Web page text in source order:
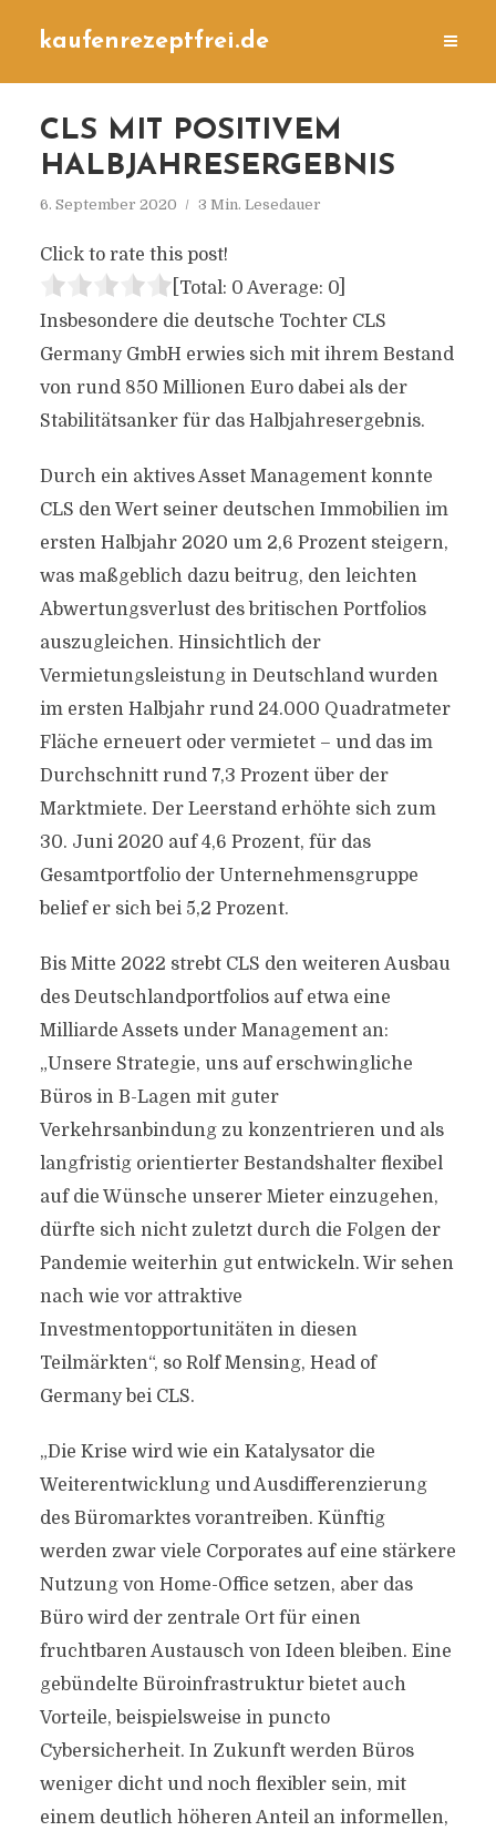
kaufenrezeptfrei.de
CLS MIT POSITIVEM
HALBJAHRESERGEBNIS
6. September 2020 3 Min. Lesedauer
Click to rate this post!
[Total: 0 Average: 0]
Insbesondere die deutsche Tochter CLS
Germany GmbH erwies sich mit ihrem Bestand
von rund 850 Millionen Euro dabei als der
Stabilitätsanker für das Halbjahresergebnis.
Durch ein aktives Asset Management konnte
CLS den Wert seiner deutschen Immobilien im
ersten Halbjahr 2020 um 2,6 Prozent steigern,
was maßgeblich dazu beitrug, den leichten
Abwertungsverlust des britischen Portfolios
auszugleichen. Hinsichtlich der
Vermietungsleistung in Deutschland wurden
im ersten Halbjahr rund 24.000 Quadratmeter
Fläche erneuert oder vermietet – und das im
Durchschnitt rund 7,3 Prozent über der
Marktmiete. Der Leerstand erhöhte sich zum
30. Juni 2020 auf 4,6 Prozent, für das
Gesamtportfolio der Unternehmensgruppe
belief er sich bei 5,2 Prozent.
Bis Mitte 2022 strebt CLS den weiteren Ausbau
des Deutschlandportfolios auf etwa eine
Milliarde Assets under Management an:
„Unsere Strategie, uns auf erschwingliche
Büros in B-Lagen mit guter
Verkehrsanbindung zu konzentrieren und als
langfristig orientierter Bestandshalter flexibel
auf die Wünsche unserer Mieter einzugehen,
dürfte sich nicht zuletzt durch die Folgen der
Pandemie weiterhin gut entwickeln. Wir sehen
nach wie vor attraktive
Investmentopportunitäten in diesen
Teilmärkten“, so Rolf Mensing, Head of
Germany bei CLS.
„Die Krise wird wie ein Katalysator die
Weiterentwicklung und Ausdifferenzierung
des Büromarktes vorantreiben. Künftig
werden zwar viele Corporates auf eine stärkere
Nutzung von Home-Office setzen, aber das
Büro wird der zentrale Ort für einen
fruchtbaren Austausch von Ideen bleiben. Eine
gebündelte Büroinfrastruktur bietet auch
Vorteile, beispielsweise in puncto
Cybersicherheit. In Zukunft werden Büros
weniger dicht und noch flexibler sein, mit
einem deutlich höheren Anteil an informellen,